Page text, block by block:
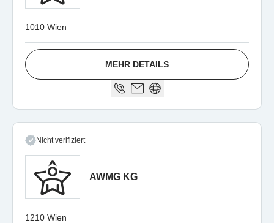
1010 Wien
MEHR DETAILS
Nicht verifiziert
AWMG KG
1210 Wien